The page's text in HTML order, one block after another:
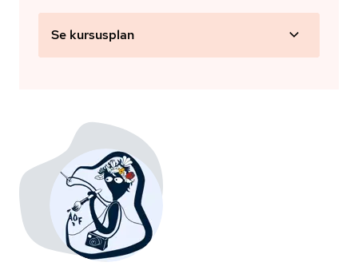
Se kursusplan